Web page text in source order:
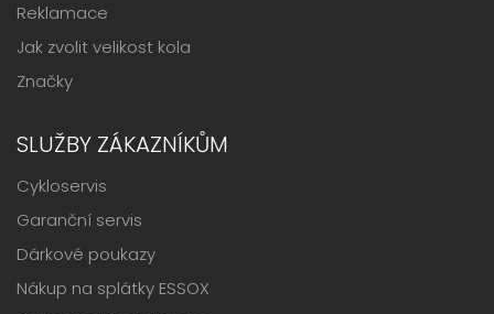
Reklamace
Jak zvolit velikost kola
Značky
SLUŽBY ZÁKAZNÍKŮM
Cykloservis
Garanční servis
Dárkové poukazy
Nákup na splátky ESSOX